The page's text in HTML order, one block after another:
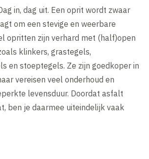
in, dag uit. Een oprit wordt zwaar
om een stevige en weerbare
opritten zijn verhard met (half)open
klinkers, grastegels,
en stoeptegels. Ze zijn goedkoper in
vereisen veel onderhoud en
levensduur. Doordat asfalt
ben je daarmee uiteindelijk vaak